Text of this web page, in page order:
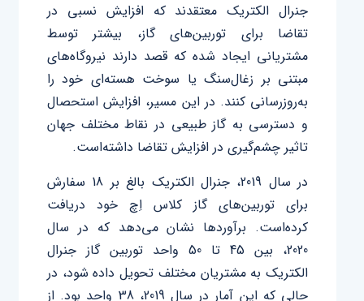
جنرال ‌الکتریک معتقدند که افزایش نسبی در
تقاضا برای توربین‌های گاز، بیشتر توسط
مشتریانی ایجاد شده که قصد دارند نیروگاه‌های
مبتنی بر زغال‌سنگ یا سوخت هسته‌ای خود را
به‌روزرسانی کنند. در این مسیر، افزایش استحصال
و دسترسی به گاز طبیعی در نقاط مختلف جهان
تاثیر چشم‌گیری در افزایش تقاضا داشته‌است.
در سال 2019، جنرال ‌الکتریک بالغ بر 18 سفارش
برای توربین‎‌های گاز کلاس اِچ خود دریافت
کرده‌است. برآوردها نشان می‌دهد که در سال
2020، بین 45 تا 50 واحد توربین گاز جنرال
‌الکتریک به مشتریان مختلف تحویل داده شود، در
حالی که این آمار در سال 2019، 38 واحد بود. از